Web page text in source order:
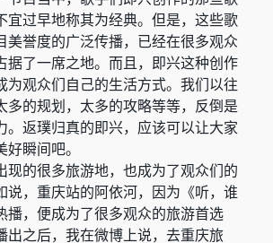
宜过早地称其为经典。但是，这些歌
美誉度的广泛传播，已经在很多观众
据了一席之地。而且，即兴这种创作
为观众们自己的生活方式。我们以往
多的规划，太多的攻略等等，反倒是
。返璞归真的即兴，应该可以让大家
瞬间吧。
现的很多旅游地，也成为了观众们的
说，重庆站的阿依河，因为《听，谁
播，便成为了很多观众的旅游首选
出之后，我在微博上说，去重庆旅